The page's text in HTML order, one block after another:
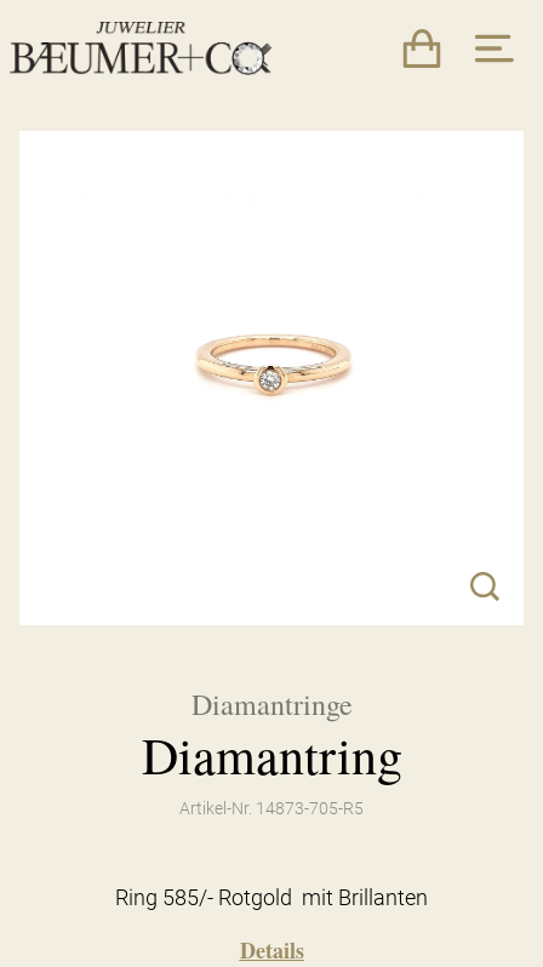
Diamantringe
Diamantring
Artikel-Nr. 14873-705-R5
Ring 585/- Rotgold mit Brillanten
Details